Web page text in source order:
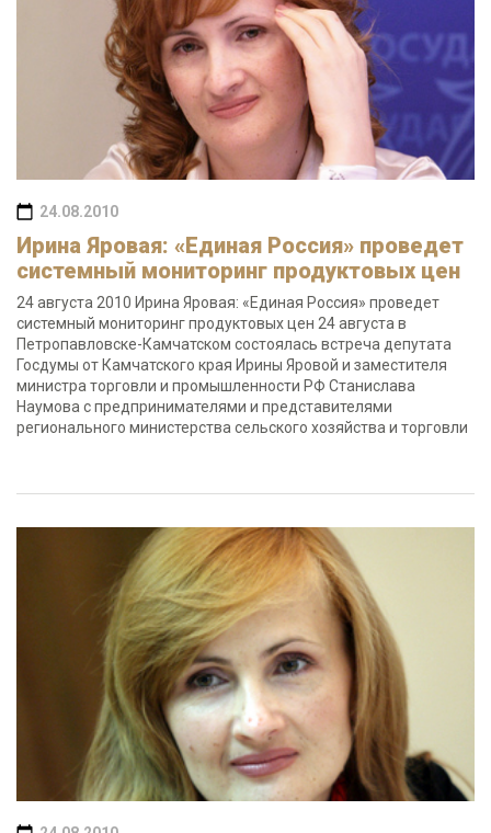
24.08.2010
Ирина Яровая: «Единая Россия» проведет
системный мониторинг продуктовых цен
24 августа 2010 Ирина Яровая: «Единая Россия» проведет
системный мониторинг продуктовых цен 24 августа в
Петропавловске-Камчатском состоялась встреча депутата
Госдумы от Камчатского края Ирины Яровой и заместителя
министра торговли и промышленности РФ Станислава
Наумова с предпринимателями и представителями
регионального министерства сельского хозяйства и торговли